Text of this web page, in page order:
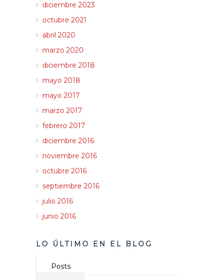
diciembre 2023
octubre 2021
abril 2020
marzo 2020
diciembre 2018
mayo 2018
mayo 2017
marzo 2017
febrero 2017
diciembre 2016
noviembre 2016
octubre 2016
septiembre 2016
julio 2016
junio 2016
LO ÚLTIMO EN EL BLOG
Posts